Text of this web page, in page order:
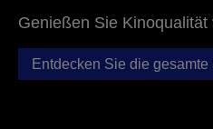
Genießen Sie
Entdecken Sie die gesamte